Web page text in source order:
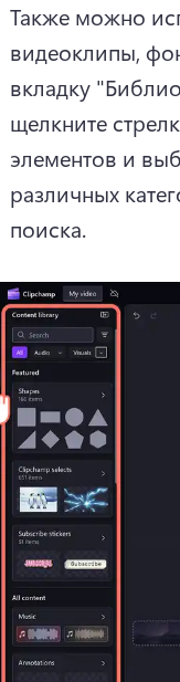
Также можно
видеоклипы,
вкладку
щелкните
элементов и
различных
поиска.